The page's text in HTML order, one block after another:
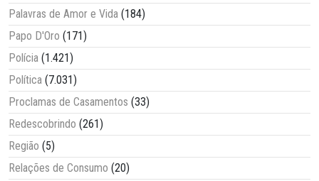
Palavras de Amor e Vida (184)
Papo D'Oro (171)
Polícia (1.421)
Política (7.031)
Proclamas de Casamentos (33)
Redescobrindo (261)
Região (5)
Relações de Consumo (20)